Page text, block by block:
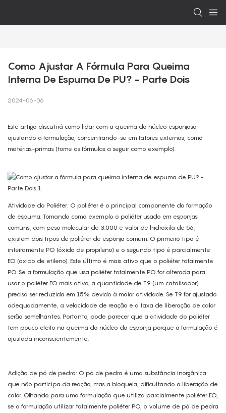
Como Ajustar A Fórmula Para Queima
Interna De Espuma De PU? - Parte Dois
2024-06-06
Este artigo discutirá como lidar com a queima do núcleo esponjoso
ajustando a formulação, concentrando-se em fatores externos, como
matérias-primas (tome as fórmulas a seguir como exemplo).
Atividade do Poliéter: O poliéter é o principal componente da formação
de espuma. Tomando como exemplo o poliéter usado em esponjas
comuns, com peso molecular de 3.000 e valor de hidroxila de 56,
existem dois tipos de poliéter de esponja comum. O primeiro tipo é
inteiramente PO (óxido de propileno) e o segundo tipo é parcialmente
EO (óxido de etileno). Este último é mais ativo que o poliéter totalmente
PO. Se a formulação que usa poliéter totalmente PO for alterada para
usar o poliéter EO mais ativo, a quantidade de T9 (um catalisador)
precisa ser reduzida em 15% devido à maior atividade. Se T9 for ajustado
adequadamente, a velocidade de reação e a taxa de liberação de calor
serão semelhantes. Portanto, pode parecer que a atividade do poliéter
tem pouco efeito na queima do núcleo da esponja porque a formulação é
ajustada inconscientemente.
Adição de pó de pedra: O pó de pedra é uma substância inorgânica
que não participa da reação, mas a bloqueia, dificultando a liberação de
calor. Olhando para uma formulação que utiliza parcialmente poliéter EO,
​​se a formulação utilizar totalmente poliéter PO, o volume de pó de pedra